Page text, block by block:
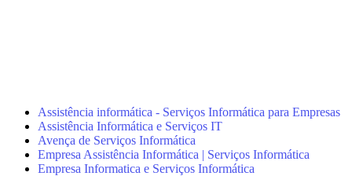
Assistência informática - Serviços Informática para Empresas
Assistência Informática e Serviços IT
Avença de Serviços Informática
Empresa Assistência Informática | Serviços Informática
Empresa Informatica e Serviços Informática